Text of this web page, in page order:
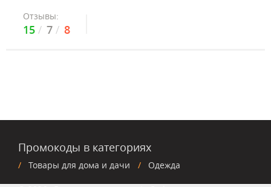
Отзывы:
15 7 8
Промокоды в категориях
Товары для дома и дачи Одежда